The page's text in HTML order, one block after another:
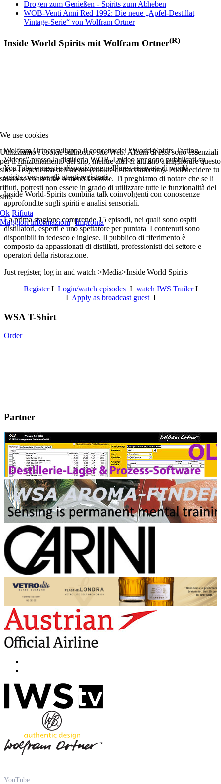
Drogen zum Genießen - Spirits zum Abheben
WOB-Venti Anni Red 1992: Die neue „Apfel-Destillat
Vintage-Serie“ von Wolfram Ortner
Inside World Spirits mit Wolfram Ortner(R)
Wolfram Ortner sviluppa il concetto dei “World-Spirits Tasting
Videos” presso la distilleria WOB. I video vengono pubblicati su
YouTube e messi a disposizione nell’area riservata di world-
spirits.com per gli utenti registrati.
Inside World-Spirits combina talk coinvolgenti con conoscenze
approfondite sugli spiriti e analisi sensoriali.
La prima stagione comprende 15 episodi, nei quali sono ospiti
distillatori, esperti e uno spettatore per puntata. I contenuti sono
disponibili in tedesco e inglese. Il pubblico di riferimento è
composto da appassionati di distillati, professionisti del settore e
operatori della ristorazione.
Just register, log in and watch >Media>Inside World Spirits
RegisterI Login/watch episodes I watch IWS TrailerI
I Apply as broadcast guestI
WSA T-Shirt
Order
Partner
YouTube
We use cookies
Utilizziamo i cookie sul nostro sito Web. Alcuni di essi sono essenziali
per il funzionamento del sito, mentre altri ci aiutano a migliorare questo
sito e l'esperienza dell'utente (cookie di tracciamento). Puoi decidere tu
stesso se consentire o meno i cookie. Ti preghiamo di notare che se li
rifiuti, potresti non essere in grado di utilizzare tutte le funzionalità del
sito.
Ok Rifiuta
Maggiori informazioni|Impronta